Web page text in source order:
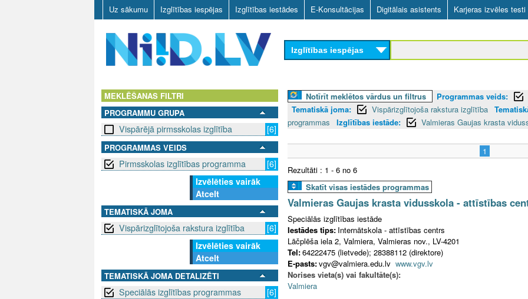
Skip
to
main
content
Uz sākumu Izglītības iespējas Izglītības iestādes E-Konsultācijas Digitālais asistents Karjeras izvēles testi
D
V
Izglītības iespējas
MEKLĒŠANAS FILTRI
PROGRAMMU GRUPA
Vispārējā pirmsskolas izglītība [6]
PROGRAMMAS VEIDS
Pirmsskolas izglītības programma
[6]
Izvēlēties vairāk
Atcelt
TEMATISKĀ JOMA
Vispārizglītojoša rakstura izglītība
[6]
Izvēlēties vairāk
Atcelt
TEMATISKĀ JOMA DETALIZĒTI
Speciālās izglītības programmas
[6]
Notīrīt meklētos vārdus un filtrus
Programmas veids:
Tematiskā joma:
Vispārizglītojoša rakstura izglītība
programmas
Izglītības iestāde: Valmieras Gaujas krasta
1
Rezultāti : 1 - 6 no 6
Skatīt visas iestādes programmas
Valmieras Gaujas krasta vidusskola - attīstības
Speciālās izglītības iestāde
Iestādes tips: Internātskola - attīstības centrs
Lāčplēša iela 2, Valmiera, Valmieras nov., LV-4201
Tel:64222475 (lietvede); 28388112 (direktore)
E-pasts:vgv@valmiera.edu.lv www.vgv.lv
Norises vieta(s) vai fakultāte(s):
Valmiera